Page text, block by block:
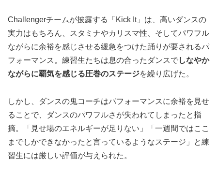
Challengerチームが披露する「Kick It」は、高いダンスの
実力はもちろん、スタミナやカリスマ性、そしてパワフル
ながらに余裕を感じさせる緩急をつけた踊りが要されるパ
フォーマンス。練習生たちは息の合ったダンスでしなやか
ながらに覇気を感じる圧巻のステージを繰り広げた。
しかし、ダンスの鬼コーチはパフォーマンスに余裕を見せ
ることで、ダンスのパワフルさが失われてしまったと指
摘。「見せ場のエネルギーが足りない」「一週間ではここ
までしかできなかったと言っているようなステージ」と練
習生には厳しい評価が与えられた。